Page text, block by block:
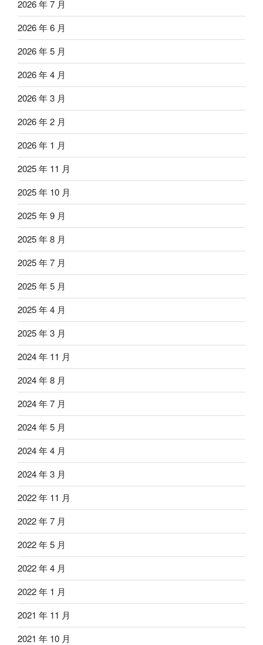
2026 年 7 月
2026 年 6 月
2026 年 5 月
2026 年 4 月
2026 年 3 月
2026 年 2 月
2026 年 1 月
2025 年 11 月
2025 年 10 月
2025 年 9 月
2025 年 8 月
2025 年 7 月
2025 年 5 月
2025 年 4 月
2025 年 3 月
2024 年 11 月
2024 年 8 月
2024 年 7 月
2024 年 5 月
2024 年 4 月
2024 年 3 月
2022 年 11 月
2022 年 7 月
2022 年 5 月
2022 年 4 月
2022 年 1 月
2021 年 11 月
2021 年 10 月